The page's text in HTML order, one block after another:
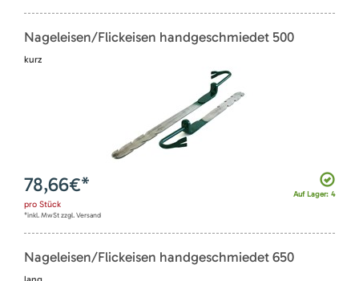
Nageleisen/Flickeisen handgeschmiedet 500
kurz
Auf Lager: 4
78,66€*
pro Stück
*inkl. MwSt zzgl. Versand
Nageleisen/Flickeisen handgeschmiedet 650